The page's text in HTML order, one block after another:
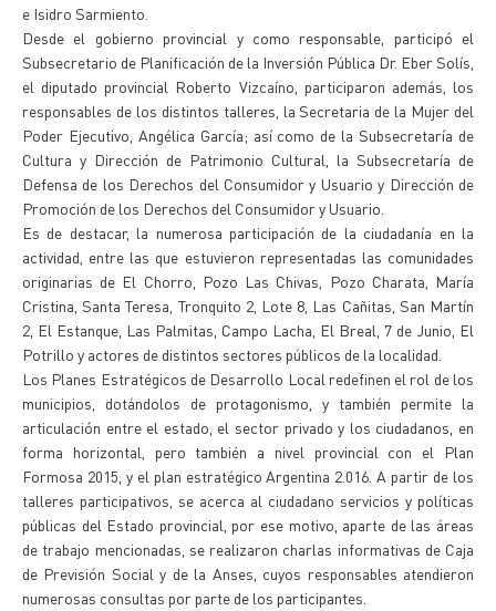
e Isidro Sarmiento.
Desde el gobierno provincial y como responsable, participó el
Subsecretario de Planificación de la Inversión Pública Dr. Eber Solís,
el diputado provincial Roberto Vizcaíno, participaron además, los
responsables de los distintos talleres, la Secretaria de la Mujer del
Poder Ejecutivo, Angélica García; así como de la Subsecretaría de
Cultura y Dirección de Patrimonio Cultural, la Subsecretaría de
Defensa de los Derechos del Consumidor y Usuario y Dirección de
Promoción de los Derechos del Consumidor y Usuario.
Es de destacar, la numerosa participación de la ciudadanía en la
actividad, entre las que estuvieron representadas las comunidades
originarias de El Chorro, Pozo Las Chivas, Pozo Charata, María
Cristina, Santa Teresa, Tronquito 2, Lote 8, Las Cañitas, San Martín
2, El Estanque, Las Palmitas, Campo Lacha, El Breal, 7 de Junio, El
Potrillo y actores de distintos sectores públicos de la localidad.
Los Planes Estratégicos de Desarrollo Local redefinen el rol de los
municipios, dotándolos de protagonismo, y también permite la
articulación entre el estado, el sector privado y los ciudadanos, en
forma horizontal, pero también a nivel provincial con el Plan
Formosa 2015, y el plan estratégico Argentina 2.016. A partir de los
talleres participativos, se acerca al ciudadano servicios y políticas
públicas del Estado provincial, por ese motivo, aparte de las áreas
de trabajo mencionadas, se realizaron charlas informativas de Caja
de Previsión Social y de la Anses, cuyos responsables atendieron
numerosas consultas por parte de los participantes.